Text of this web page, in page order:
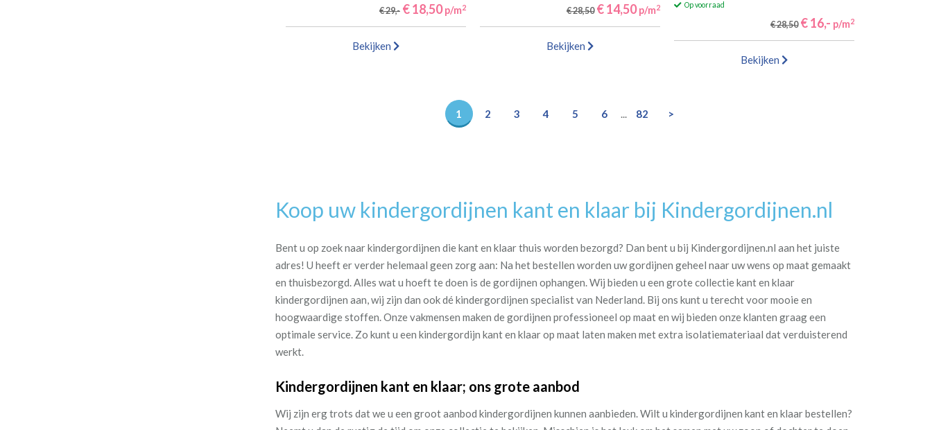
€ 29,- € 18,50 p/m2
Bekijken
€ 28,50 € 14,50 p/m2
Bekijken
Op voorraad
€ 28,50 € 16,- p/m2
Bekijken
1 2 3 4 5 6 ... 82 >
Koop uw kindergordijnen kant en klaar bij Kindergordijnen.nl
Bent u op zoek naar kindergordijnen die kant en klaar thuis worden bezorgd? Dan bent u bij Kindergordijnen.nl aan het juiste
adres! U heeft er verder helemaal geen zorg aan: Na het bestellen worden uw gordijnen geheel naar uw wens op maat gemaakt
en thuisbezorgd. Alles wat u hoeft te doen is de gordijnen ophangen. Wij bieden u een grote collectie kant en klaar
kindergordijnen aan, wij zijn dan ook dé kindergordijnen specialist van Nederland. Bij ons kunt u terecht voor mooie en
hoogwaardige stoffen. Onze vakmensen maken de gordijnen professioneel op maat en wij bieden onze klanten graag een
optimale service. Zo kunt u een kindergordijn kant en klaar op maat laten maken met extra isolatiemateriaal dat verduisterend
werkt.
Kindergordijnen kant en klaar; ons grote aanbod
Wij zijn erg trots dat we u een groot aanbod kindergordijnen kunnen aanbieden. Wilt u kindergordijnen kant en klaar bestellen?